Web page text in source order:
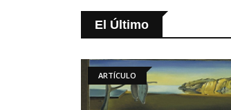
El Último
ILUSTRACIONES DIARIAS